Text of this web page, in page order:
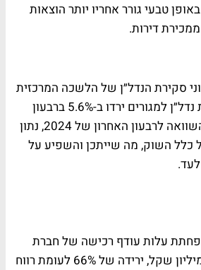
טבעי גורר אחריו יותר הוצאות
דירות.
סקירת הנדל״ן של הלשכה המרכזית
לסטטיסטיקה, מכירות נדל״ן למגורים ירדו ב-5.6% ברבעון
הראשון של 2025 בהשוואה לרבעון האחרון של 2024, נתון
השוק, מה שייתכן והשפיע על
עלות עודף רכישה של חברת
אלעד, הסתכם בכ-7 מיליון שקל, ירידה של 66% לעומת רווח